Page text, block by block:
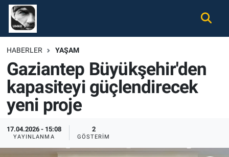
HABERLER YAŞAM
Gaziantep Büyükşehir'den
kapasiteyi güçlendirecek
yeni proje
17.04.2026 - 15:08
YAYINLANMA
2
GÖSTERIM
Gündem
Ekonomi
Spor
Magazin
Tüm Haberler
Nöbetçi Eczaneler
Hava Durumu
Namaz Vakitleri
Trafik Durumu
Süper Lig Puan Durumu ve Fikstür